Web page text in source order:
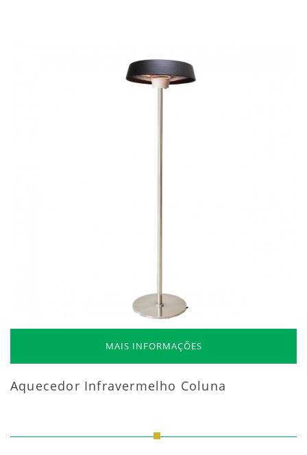
MAIS INFORMAÇÕES
Aquecedor Infravermelho Coluna